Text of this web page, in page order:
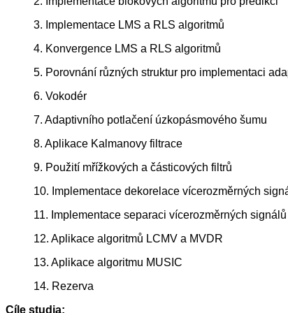
3. Implementace LMS a RLS algoritmů
4. Konvergence LMS a RLS algoritmů
5. Porovnání různých struktur pro implementaci
6. Vokodér
7. Adaptivního potlačení úzkopásmového šumu
8. Aplikace Kalmanovy filtrace
9. Použití mřížkových a částicových filtrů
10. Implementace dekorelace vícerozměrných
11. Implementace separaci vícerozměrných signálů
12. Aplikace algoritmů LCMV a MVDR
13. Aplikace algoritmu MUSIC
14. Rezerva
Cíle studia: